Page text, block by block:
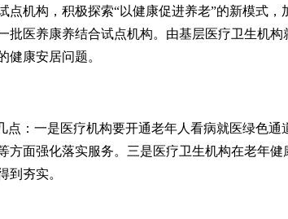
机构，积极探索“以健康促进养老”的新模式，
医养康养结合试点机构。由基层医疗卫生机
康安居问题。
：一是医疗机构要开通老年人看病就医绿色
面强化落实服务。三是医疗卫生机构在老年
到夯实。